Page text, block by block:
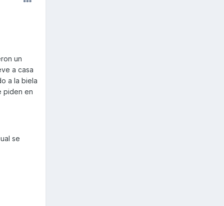
un
a casa
a la biela
piden en
se